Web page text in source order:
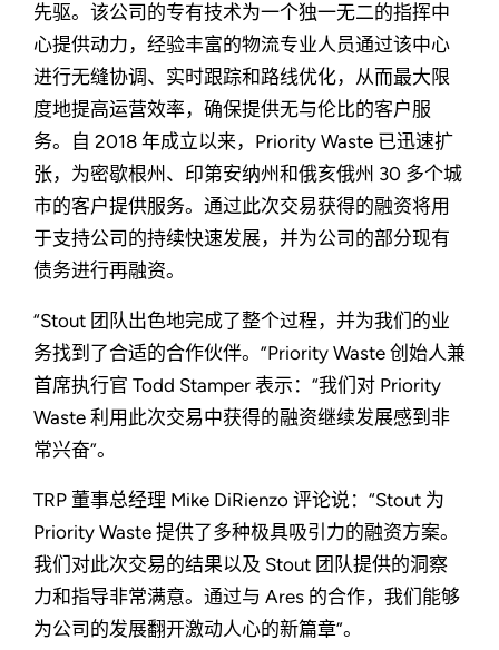
先驱。该公司的专有技术为一个独一无二的指挥中
心提供动力，经验丰富的物流专业人员通过该中心
进行无缝协调、实时跟踪和路线优化，从而最大限
度地提高运营效率，确保提供无与伦比的客户服
务。自 2018 年成立以来，Priority Waste 已迅速扩
张，为密歇根州、印第安纳州和俄亥俄州 30 多个城
市的客户提供服务。通过此次交易获得的融资将用
于支持公司的持续快速发展，并为公司的部分现有
债务进行再融资。
“Stout 团队出色地完成了整个过程，并为我们的业
务找到了合适的合作伙伴。”Priority Waste 创始人兼
首席执行官 Todd Stamper 表示：“我们对 Priority
Waste 利用此次交易中获得的融资继续发展感到非
常兴奋”。
TRP 董事总经理 Mike DiRienzo 评论说：“Stout 为
Priority Waste 提供了多种极具吸引力的融资方案。
我们对此次交易的结果以及 Stout 团队提供的洞察
力和指导非常满意。通过与 Ares 的合作，我们能够
为公司的发展翻开激动人心的新篇章”。